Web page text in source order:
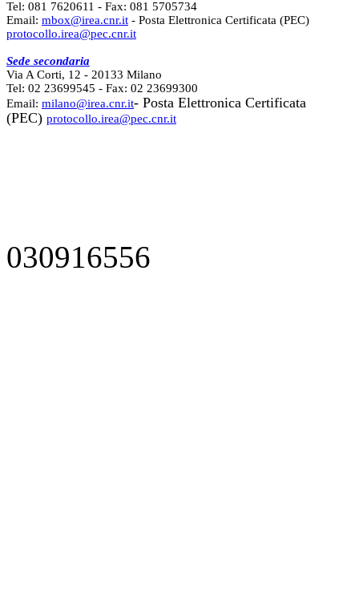
Tel: 081 7620611 - Fax: 081 5705734
Email: mbox@irea.cnr.it - Posta Elettronica Certificata (PEC)
protocollo.irea@pec.cnr.it
Sede secondaria
Via A Corti, 12 - 20133 Milano
Tel: 02 23699545 - Fax: 02 23699300
Email: milano@irea.cnr.it- Posta Elettronica Certificata
(PEC) protocollo.irea@pec.cnr.it
030916556